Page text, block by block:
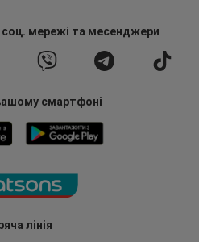
лінія
мережі та месенджери
смартфоні